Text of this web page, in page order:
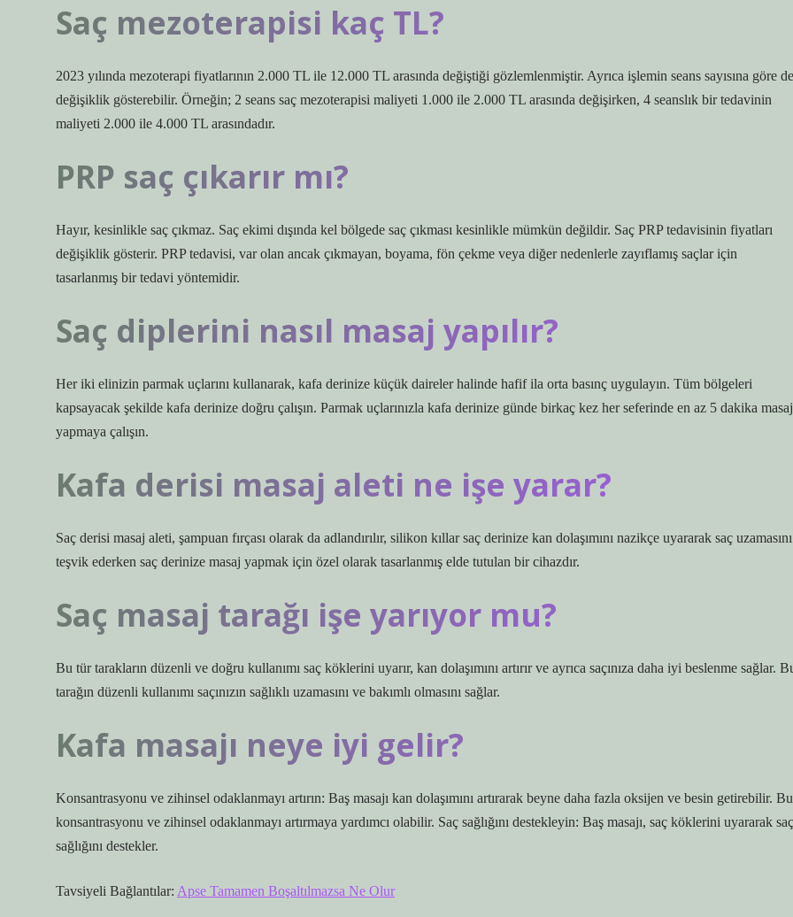
Saç mezoterapisi kaç TL?
2023 yılında mezoterapi fiyatlarının 2.000 TL ile 12.000 TL arasında değiştiği gözlemlenmiştir. Ayrıca işlemin seans sayısına göre de
değişiklik gösterebilir. Örneğin; 2 seans saç mezoterapisi maliyeti 1.000 ile 2.000 TL arasında değişirken, 4 seanslık bir tedavinin
maliyeti 2.000 ile 4.000 TL arasındadır.
PRP saç çıkarır mı?
Hayır, kesinlikle saç çıkmaz. Saç ekimi dışında kel bölgede saç çıkması kesinlikle mümkün değildir. Saç PRP tedavisinin fiyatları
değişiklik gösterir. PRP tedavisi, var olan ancak çıkmayan, boyama, fön çekme veya diğer nedenlerle zayıflamış saçlar için
tasarlanmış bir tedavi yöntemidir.
Saç diplerini nasıl masaj yapılır?
Her iki elinizin parmak uçlarını kullanarak, kafa derinize küçük daireler halinde hafif ila orta basınç uygulayın. Tüm bölgeleri
kapsayacak şekilde kafa derinize doğru çalışın. Parmak uçlarınızla kafa derinize günde birkaç kez her seferinde en az 5 dakika masaj
yapmaya çalışın.
Kafa derisi masaj aleti ne işe yarar?
Saç derisi masaj aleti, şampuan fırçası olarak da adlandırılır, silikon kıllar saç derinize kan dolaşımını nazikçe uyararak saç uzamasını
teşvik ederken saç derinize masaj yapmak için özel olarak tasarlanmış elde tutulan bir cihazdır.
Saç masaj tarağı işe yarıyor mu?
Bu tür tarakların düzenli ve doğru kullanımı saç köklerini uyarır, kan dolaşımını artırır ve ayrıca saçınıza daha iyi beslenme sağlar.
tarağın düzenli kullanımı saçınızın sağlıklı uzamasını ve bakımlı olmasını sağlar.
Kafa masajı neye iyi gelir?
Konsantrasyonu ve zihinsel odaklanmayı artırın: Baş masajı kan dolaşımını artırarak beyne daha fazla oksijen ve besin getirebilir.
konsantrasyonu ve zihinsel odaklanmayı artırmaya yardımcı olabilir. Saç sağlığını destekleyin: Baş masajı, saç köklerini uyararak saç
sağlığını destekler.
Tavsiyeli Bağlantılar: Apse Tamamen Boşaltılmazsa Ne Olur